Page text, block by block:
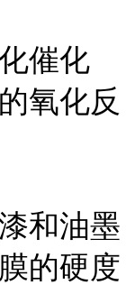
催化
氧化反
和油墨
的硬度